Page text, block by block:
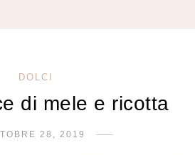
DOLCI
di mele e ricotta
28, 2019